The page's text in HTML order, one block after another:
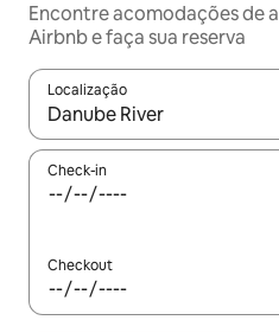
Encontre acomodações de
Airbnb e faça sua reserva
Localização
Quando os resultados
Check-in
Checkout